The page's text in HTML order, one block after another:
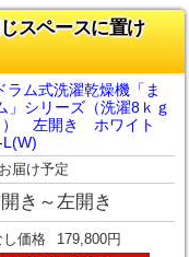
スペースに置け
ム式洗濯乾燥機「ま
」シリーズ（洗濯8ｋｇ
） 左開き ホワイト
届け予定
き～左開き
し価格 179,800円